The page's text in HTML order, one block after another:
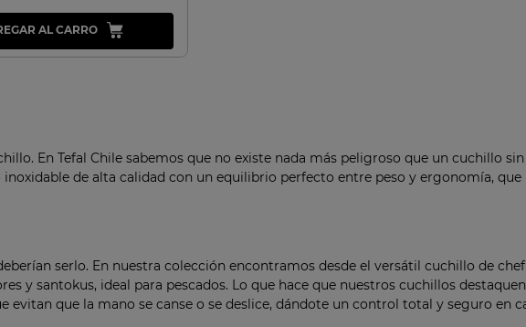
AL CARRO
En Tefal Chile sabemos que no existe nada más peligroso que un cuchillo
de alta calidad con un equilibrio perfecto entre peso y ergonomía,
serlo. En nuestra colección encontramos desde el versátil cuchillo de
y santokus, ideal para pescados. Lo que hace que nuestros cuchillos
evitan que la mano se canse o se deslice, dándote un control total y seguro en